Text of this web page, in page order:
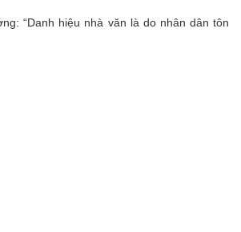
“Danh hiệu nhà văn là do nhân dân tôn